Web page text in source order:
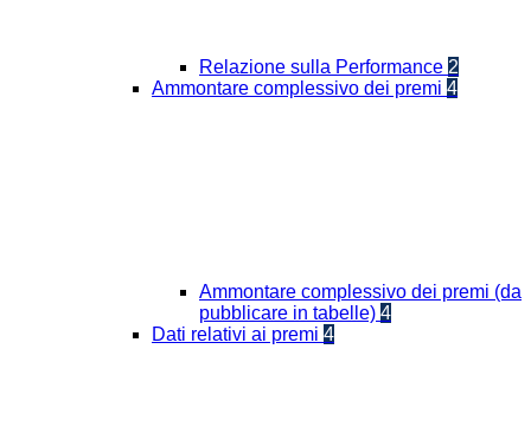
Relazione sulla Performance 2
Ammontare complessivo dei premi 4
Ammontare complessivo dei premi (da
pubblicare in tabelle) 4
Dati relativi ai premi 4